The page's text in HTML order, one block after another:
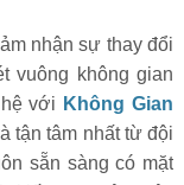
nhận sự thay đổi
vuông không gian
với Không Gian
tận tâm nhất từ đội
sẵn sàng có mặt